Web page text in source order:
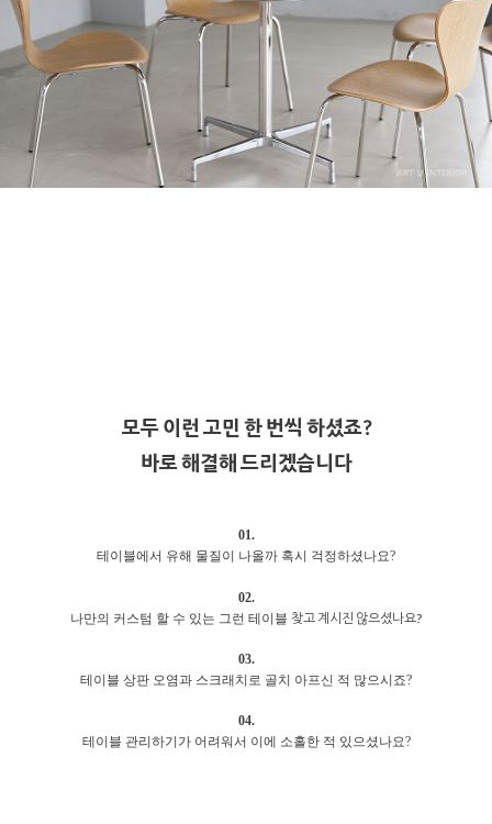
모두 이런 고민 한 번씩 하셨죠?
바로 해결해 드리겠습니다
01.
테이블에서 유해 물질이 나올까 혹시 걱정하셨나요?
02.
나만의 커스텀 할 수 있는 그런 테이블 찾고 계시진 않으셨나요?
03.
테이블 상판 오염과 스크래치로 골치 아프신 적 많으시죠?
04.
테이블 관리하기가 어려워서 이에 소홀한 적 있으셨나요?